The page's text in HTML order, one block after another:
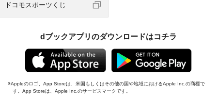
ドコモスポーツくじ
dブックアプリのダウンロードはコチラ
Appleのロゴ、App Storeは、米国もしくはその他の国や地域におけるApple Inc.の商標で
す。App Storeは、Apple Inc.のサービスマークです。